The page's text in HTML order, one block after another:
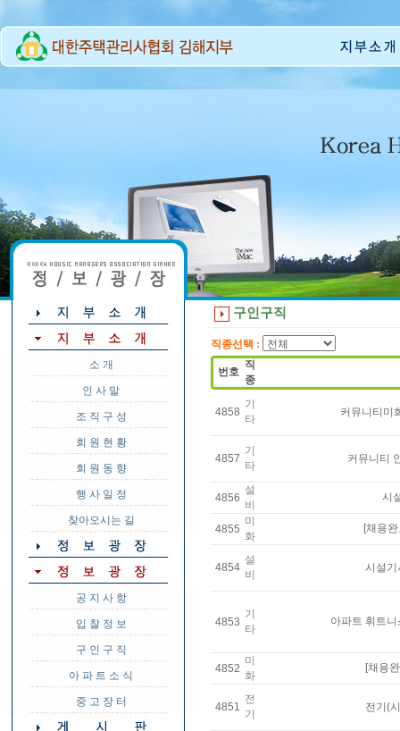
소 개
인 사 말
조 직 구 성
회 원 현 황
회 원 동 향
행 사 일 정
찾아오시는 길
공 지 사 항
입 찰 정 보
구 인 구 직
아 파 트 소 식
중 고 장 터
구인구직
직종선택 :
번호
직
종
4858
기
타
커뮤니티미
4857
기
타
커뮤니티
4856
설
비
시
4855
미
화
[채용
4854
설
비
시설기
4853
기
타
아파트 휘트
4852
미
화
[채용
4851
전
기
전기(